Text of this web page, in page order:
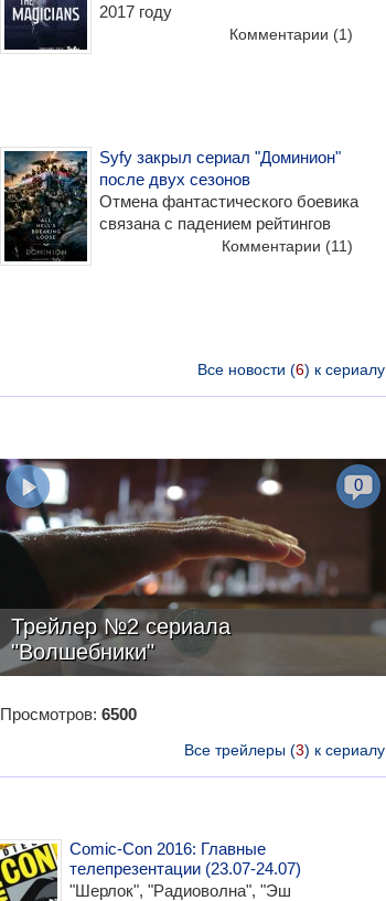
2017 году
Комментарии (1)
Syfy закрыл сериал "Доминион"
после двух сезонов
Отмена фантастического боевика
связана с падением рейтингов
Комментарии (11)
Все новости (6) к сериалу
Трейлер №2 сериала
"Волшебники"
0
Просмотров: 6500
Все трейлеры (3) к сериалу
Comic-Con 2016: Главные
телепрезентации (23.07-24.07)
"Шерлок", "Радиоволна", "Эш